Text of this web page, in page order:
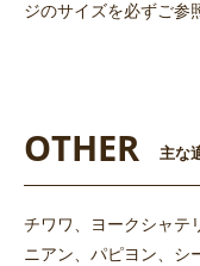
ジのサイズを必ずご参
OTHER 主な
チワワ、ヨークシャテ
ニアン、パピヨン、シ